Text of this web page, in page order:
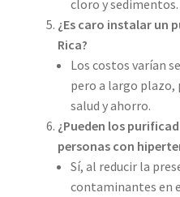
cloro y sedimentos.
¿Es caro instalar un
Rica?
Los costos varían
pero a largo plazo,
salud y ahorro.
¿Pueden los
personas con
Sí, al reducir la
contaminantes en